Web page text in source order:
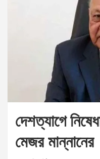
দেশত্যাগে
মেজর মান্নানের